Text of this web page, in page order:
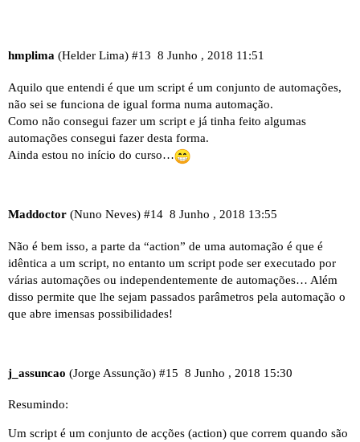
hmplima (Helder Lima) 8 Junho , 2018 11:51
#13
Aquilo que entendi é que um script é um conjunto de automações,
não sei se funciona de igual forma numa automação.
Como não consegui fazer um script e já tinha feito algumas
automações consegui fazer desta forma.
Ainda estou no início do curso…
Maddoctor (Nuno Neves) 8 Junho , 2018 13:55
#14
Não é bem isso, a parte da “action” de uma automação é que é
idêntica a um script, no entanto um script pode ser executado por
várias automações ou independentemente de automações… Além
disso permite que lhe sejam passados parâmetros pela automação o
que abre imensas possibilidades!
j_assuncao (Jorge Assunção) 8 Junho , 2018 15:30
#15
Resumindo:
Um script é um conjunto de acções (action) que correm quando são